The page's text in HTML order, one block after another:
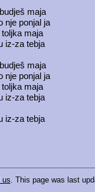
maja
nje ponjal ja
toljka maja
iz-za tebja
maja
nje ponjal ja
toljka maja
iz-za tebja
iz-za tebja
us . This page was last